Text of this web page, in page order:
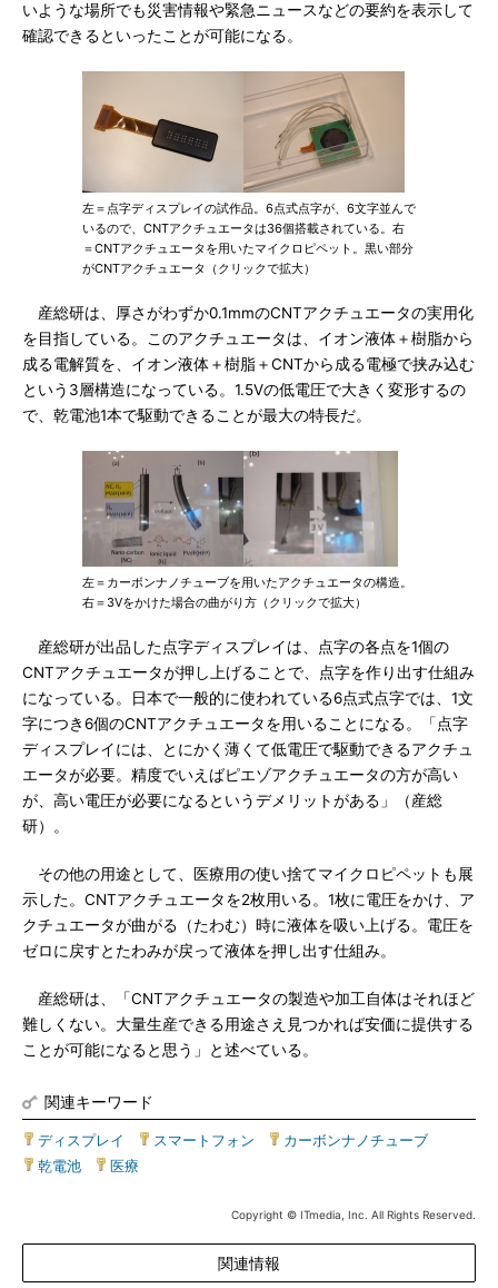
いような場所でも災害情報や緊急ニュースなどの要約を表示して
確認できるといったことが可能になる。
左＝点字ディスプレイの試作品。6点式点字が、6文字並んで
いるので、CNTアクチュエータは36個搭載されている。右
＝CNTアクチュエータを用いたマイクロピペット。黒い部分
がCNTアクチュエータ（クリックで拡大）
産総研は、厚さがわずか0.1mmのCNTアクチュエータの実用化
を目指している。このアクチュエータは、イオン液体＋樹脂から
成る電解質を、イオン液体＋樹脂＋CNTから成る電極で挟み込む
という3層構造になっている。1.5Vの低電圧で大きく変形するの
で、乾電池1本で駆動できることが最大の特長だ。
左＝カーボンナノチューブを用いたアクチュエータの構造。
右＝3Vをかけた場合の曲がり方（クリックで拡大）
産総研が出品した点字ディスプレイは、点字の各点を1個の
CNTアクチュエータが押し上げることで、点字を作り出す仕組み
になっている。日本で一般的に使われている6点式点字では、1文
字につき6個のCNTアクチュエータを用いることになる。「点字
ディスプレイには、とにかく薄くて低電圧で駆動できるアクチュ
エータが必要。精度でいえばピエゾアクチュエータの方が高い
が、高い電圧が必要になるというデメリットがある」（産総
研）。
その他の用途として、医療用の使い捨てマイクロピペットも展
示した。CNTアクチュエータを2枚用いる。1枚に電圧をかけ、ア
クチュエータが曲がる（たわむ）時に液体を吸い上げる。電圧を
ゼロに戻すとたわみが戻って液体を押し出す仕組み。
産総研は、「CNTアクチュエータの製造や加工自体はそれほど
難しくない。大量生産できる用途さえ見つかれば安価に提供する
ことが可能になると思う」と述べている。
関連キーワード
ディスプレイ スマートフォン カーボンナノチューブ
乾電池
医療
Copyright © ITmedia, Inc. All Rights Reserved.
関連情報